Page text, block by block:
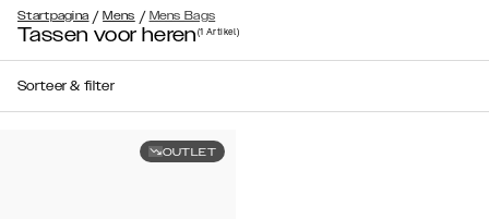
Startpagina / Mens / Mens Bags
Tassen voor heren(1Artikel)
Sorteer & filter
OUTLET